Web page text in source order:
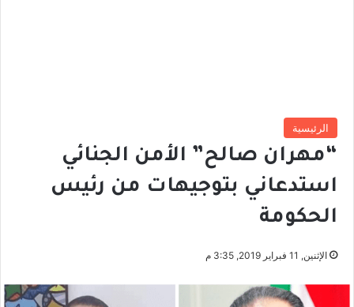
الرئيسية
“مهران صالح” الأمن الجنائي
استدعاني بتوجيهات من رئيس
الحكومة
الإثنين, 11 فبراير 2019, 3:35 م